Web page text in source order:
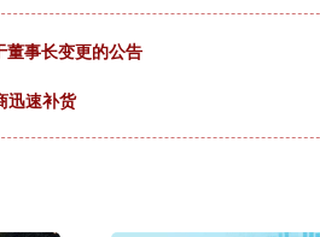
董事长变更的公告
迅速补货